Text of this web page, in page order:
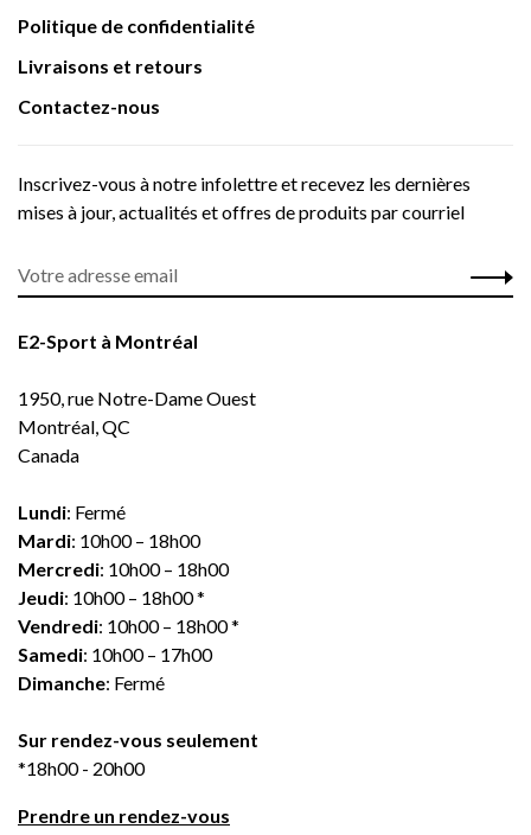
Politique de confidentialité
Livraisons et retours
Contactez-nous
Inscrivez-vous à notre infolettre et recevez les dernières
mises à jour, actualités et offres de produits par courriel
E2-Sport à Montréal
1950, rue Notre-Dame Ouest
Montréal, QC
Canada
Lundi: Fermé
Mardi: 10h00 – 18h00
Mercredi: 10h00 – 18h00
Jeudi: 10h00 – 18h00 *
Vendredi: 10h00 – 18h00 *
Samedi: 10h00 – 17h00
Dimanche: Fermé
Sur rendez-vous seulement
*18h00 - 20h00
Prendre un rendez-vous